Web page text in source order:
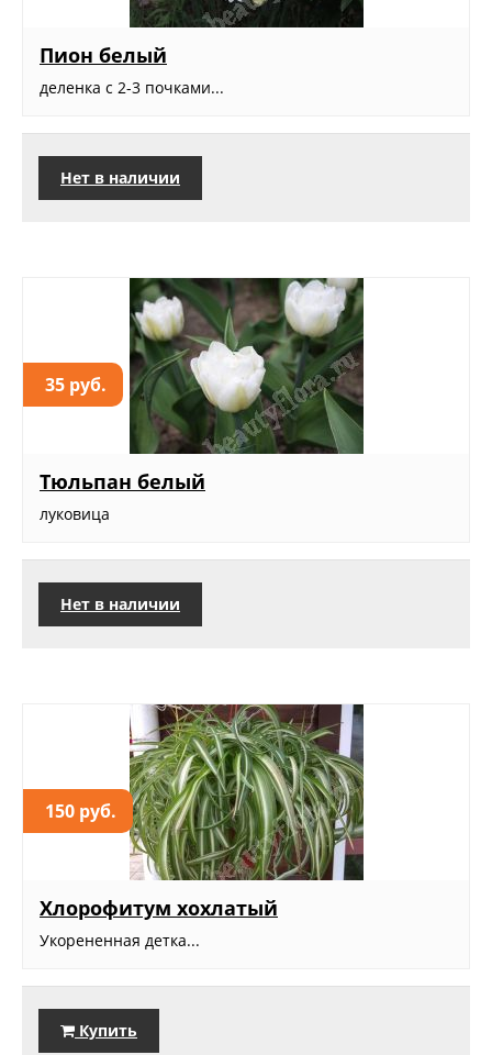
Пион белый
деленка с 2-3 почками...
Нет в наличии
35 руб.
Тюльпан белый
луковица
Нет в наличии
150 руб.
Хлорофитум хохлатый
Укорененная детка...
Купить